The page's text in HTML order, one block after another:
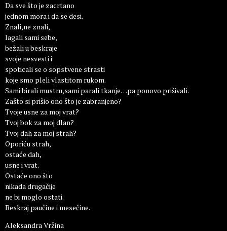
Da sve što je zacrtano
jednom mora i da se desi.
Znali,ne znali,
lagali sami sebe,
bežali u beskraje
svoje nesvesti i
spoticali se o sopstvene strasti
koje smo pleli vlastitom rukom.
Sami birali mustru,sami parali tkanje…pa ponovo prišivali.
Zašto si prišio ono što je zabranjeno?
Tvoje usne za moj vrat?
Tvoj bok za moj dlan?
Tvoj dah za moj strah?
Oporiću strah,
ostaće dah,
usne i vrat.
Ostaće ono što
nikada drugačije
ne bi moglo ostati.
Beskraj paučine i mesečine.
Aleksandra Vržina